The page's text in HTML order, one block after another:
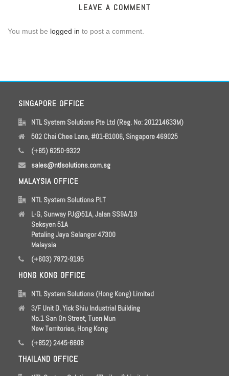
LEAVE A COMMENT
You must be logged in to post a comment.
SINGAPORE OFFICE
NTL System Solutions Pte Ltd (Reg. No: 201214633M)
502 Chai Chee Lane, #01-B1006, Singapore 469025
(+65) 6250-9322
sales@ntlsolutions.com.sg
MALAYSIA OFFICE
NTL System Solutions PLT
L-G, Sunway PJ@51A, Jalan SS9A/19
Seksyen 51A
Petaling Jaya Selangor 47300
Malaysia
(+603) 7872-9195
HONG KONG OFFICE
NTL System Solutions (Hong Kong) Limited
3/F Unit D, Yick Shiu Industrial Building
No.1 San On Street, Tuen Mun
New Territories, Hong Kong
(+852) 2445-6608
THAILAND OFFICE